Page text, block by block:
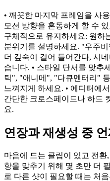
• 깨끗한 마지막 프레임을 사
모션 방향을 혼동하게 할 수
구체적으로 유지하세요: 원하
분위기를 설명하세요. "우주
더 깊숙이 걸어 들어간다, 시
습니다. • 스타일 단서를 맞추
틱", "애니메", "다큐멘터리"
느껴지게 하세요. • 에디터에
간단한 크로스페이드나 하드
요.
연장과 재생성 중 언
마음에 드는 클립이 있고 전
항을 맞추기 위해 몇 초만 더
로 다른 샷이 필요할 때는 처